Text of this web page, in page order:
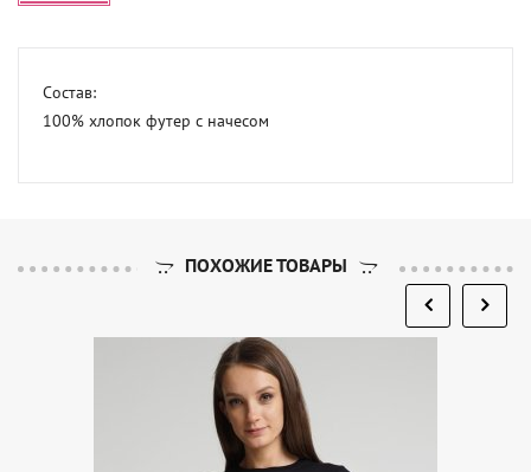
Состав:
100% хлопок футер с начесом
ПОХОЖИЕ ТОВАРЫ